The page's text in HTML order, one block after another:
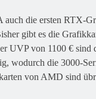
die ersten RTX-
gibt es die
UVP von 1100 € sind
wodurch die 3000-
von AMD sind